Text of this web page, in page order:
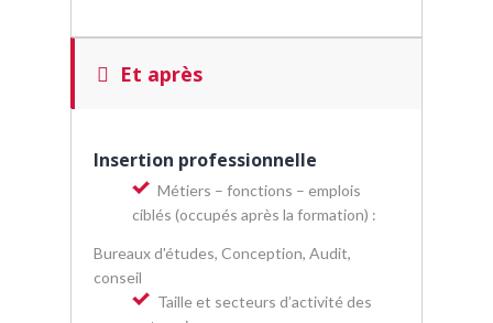
Et après
Insertion professionnelle
Métiers – fonctions – emplois
ciblés (occupés après la formation) :
Bureaux d'études, Conception, Audit,
conseil
Taille et secteurs d’activité des